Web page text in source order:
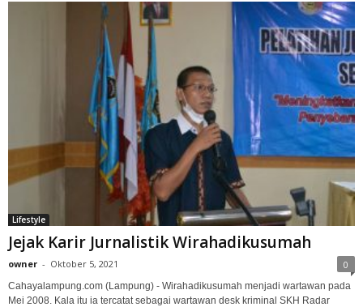
Lifestyle
Jejak Karir Jurnalistik Wirahadikusumah
owner - Oktober 5, 2021 0
Cahayalampung.com (Lampung) - Wirahadikusumah menjadi wartawan pada
Mei 2008. Kala itu ia tercatat sebagai wartawan desk kriminal SKH Radar